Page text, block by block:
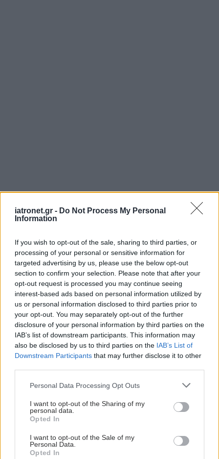
iatronet.gr - Do Not Process My Personal
Information
If you wish to opt-out of the sale, sharing to third parties, or
processing of your personal or sensitive information for
targeted advertising by us, please use the below opt-out
section to confirm your selection. Please note that after your
opt-out request is processed you may continue seeing
interest-based ads based on personal information utilized by
us or personal information disclosed to third parties prior to
your opt-out. You may separately opt-out of the further
disclosure of your personal information by third parties on the
IAB’s list of downstream participants. This information may
also be disclosed by us to third parties on the IAB’s List of
Downstream Participants that may further disclose it to other
Please note that this website/app uses one or more Google
not limited to your visit or usage behaviour. You may click to
grant or deny consent to Google and its third-party tags to
use your data for below specified purposes in below Google
consent section.
Personal Data Processing Opt Outs
I want to opt-out of the Sharing of my
personal data.
Opted In
I want to opt-out of the Sale of my
Personal Data.
Opted In
ΜΠΕΙΤΕ ΣΤΗ ΣΥΖΗΤΗΣΗ
Loading...
Προσθήκη Σχολίου